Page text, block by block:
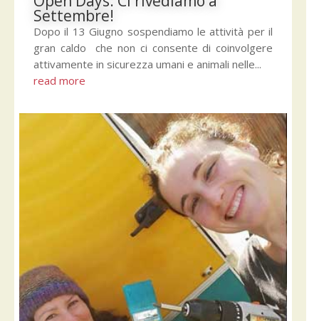
Settembre!
Dopo il 13 Giugno sospendiamo le attività per il
gran caldo che non ci consente di coinvolgere
attivamente in sicurezza umani e animali nelle...
read more